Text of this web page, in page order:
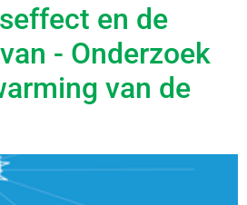
en de
- Onderzoek
van de